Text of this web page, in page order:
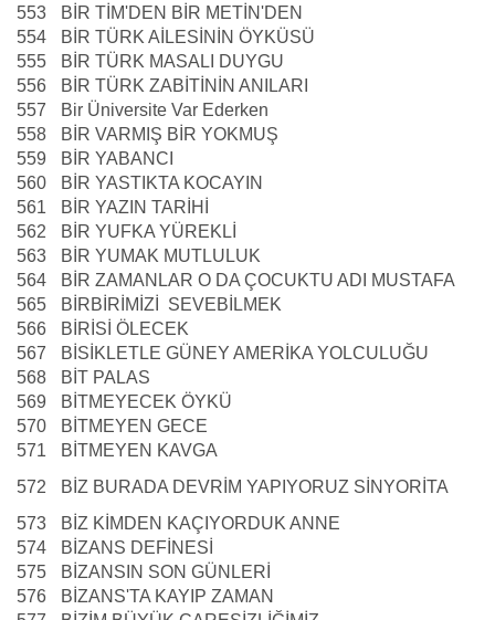
553
BİR TİM'DEN BİR METİN'DEN
554
BİR TÜRK AİLESİNİN ÖYKÜSÜ
555
BİR TÜRK MASALI DUYGU
556
BİR TÜRK ZABİTİNİN ANILARI
557
Bir Üniversite Var Ederken
558
BİR VARMIŞ BİR YOKMUŞ
559
BİR YABANCI
560
BİR YASTIKTA KOCAYIN
561
BİR YAZIN TARİHİ
562
BİR YUFKA YÜREKLİ
563
BİR YUMAK MUTLULUK
564
BİR ZAMANLAR O DA ÇOCUKTU ADI MUSTAFA
565
BİRBİRİMİZİ SEVEBİLMEK
566
BİRİSİ ÖLECEK
567
BİSİKLETLE GÜNEY AMERİKA YOLCULUĞU
568
BİT PALAS
569
BİTMEYECEK ÖYKÜ
570
BİTMEYEN GECE
571
BİTMEYEN KAVGA
572
BİZ BURADA DEVRİM YAPIYORUZ SİNYORİTA
573
BİZ KİMDEN KAÇIYORDUK ANNE
574
BİZANS DEFİNESİ
575
BİZANSIN SON GÜNLERİ
576
BİZANS'TA KAYIP ZAMAN